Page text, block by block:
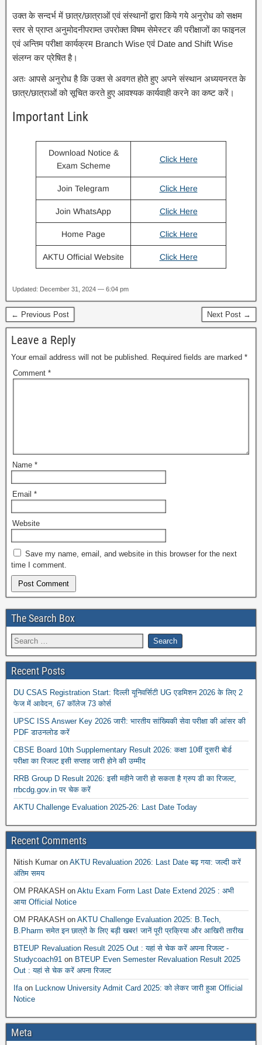
उक्त के सन्दर्भ में छात्र/छात्राओं एवं संस्थानों द्वारा किये गये अनुरोध को सक्षम
स्तर से प्राप्त अनुमोदनीपराम्त उपरोक्त विषम सेमेस्टर की परीक्षाजों का फाइनल
एवं अन्तिम परीक्षा कार्यक्रम Branch Wise एवं Date and Shift Wise
संलग्न कर प्रेषित है।
अतः आपसे अनुरोध है कि उक्त से अवगत होते हुए अपने संस्थान अध्ययनरत के
छात्र/छात्राओं को सूचित करते हुए आवश्यक कार्यवाही करने का कष्ट करें।
Important Link
Download Notice &
Exam Scheme
Click Here
Join Telegram Click Here
Join WhatsApp Click Here
Home Page Click Here
AKTU Official Website Click Here
Updated: December 31, 2024 — 6:04 pm
← Previous Post Next Post →
Leave a Reply
Your email address will not be published. Required fields are marked *
Comment *
Name *
Email *
Website
Save my name, email, and website in this browser for the next
time I comment.
The Search Box
Recent Posts
DU CSAS Registration Start: दिल्ली यूनिवर्सिटी UG एडमिशन 2026 के लिए 2
फेज में आवेदन, 67 कॉलेज 73 कोर्स
UPSC ISS Answer Key 2026 जारी: भारतीय सांख्यिकी सेवा परीक्षा की आंसर की
PDF डाउनलोड करें
CBSE Board 10th Supplementary Result 2026: कक्षा 10वीं दूसरी बोर्ड
परीक्षा का रिजल्ट इसी सप्ताह जारी होने की उम्मीद
RRB Group D Result 2026: इसी महीने जारी हो सकता है ग्रुप डी का रिजल्ट,
rrbcdg.gov.in पर चेक करें
AKTU Challenge Evaluation 2025-26: Last Date Today
Recent Comments
Nitish Kumar on AKTU Revaluation 2026: Last Date बढ़ गया: जल्दी करें
अंतिम समय
OM PRAKASH on Aktu Exam Form Last Date Extend 2025 : अभी
आया Official Notice
OM PRAKASH on AKTU Challenge Evaluation 2025: B.Tech,
B.Pharm समेत इन छात्रों के लिए बड़ी खबर! जानें पूरी प्रक्रिया और आखिरी तारीख
BTEUP Revaluation Result 2025 Out : यहां से चेक करें अपना रिजल्ट -
Studycoach91 on BTEUP Even Semester Revaluation Result 2025
Out : यहां से चेक करें अपना रिजल्ट
Ifaon Lucknow University Admit Card 2025: को लेकर जारी हुआ Official
Notice
Meta